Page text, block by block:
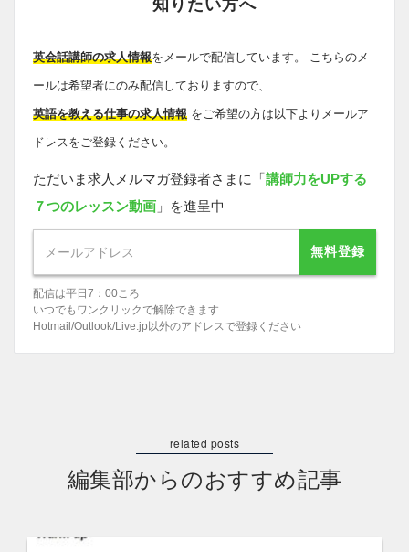
英会話講師の求人情報をメールで配信しています。 こちらのメ
ールは希望者にのみ配信しておりますので、
英語を教える仕事の求人情報 をご希望の方は以下よりメールア
ドレスをご登録ください。
ただいま求人メルマガ登録者さまに「講師力をUPする
７つのレッスン動画 」を進呈中
無料登録
配信は平日7：00ころ
いつでもワンクリックで解除できます
Hotmail/Outlook/Live.jp以外のアドレスで登録ください
編集部からのおすすめ記事